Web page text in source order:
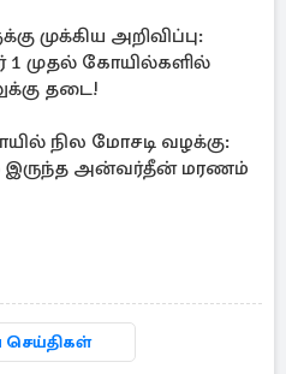
முக்கிய அறிவிப்பு:
1 முதல் கோயில்களில்
தடை!
நில மோசடி வழக்கு:
இருந்த அன்வர்தீன் மரணம்
செய்திகள்